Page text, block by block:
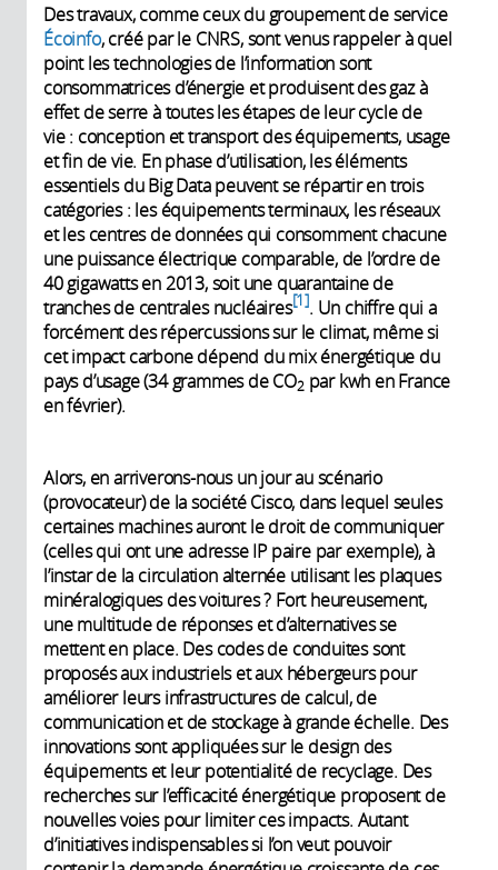
Des travaux, comme ceux du groupement de service
Écoinfo, créé par le CNRS, sont venus rappeler à quel
point les technologies de l’information sont
consommatrices d’énergie et produisent des gaz à
effet de serre à toutes les étapes de leur cycle de
vie : conception et transport des équipements, usage
et fin de vie. En phase d’utilisation, les éléments
essentiels du Big Data peuvent se répartir en trois
catégories : les équipements terminaux, les réseaux
et les centres de données qui consomment chacune
une puissance électrique comparable, de l’ordre de
40 gigawatts en 2013, soit une quarantaine de
tranches de centrales nucléaires 1 . Un chiffre qui a
forcément des répercussions sur le climat, même si
cet impact carbone dépend du mix énergétique du
pays d’usage (34 grammes de CO2par kwh en France
en février).
Alors, en arriverons-nous un jour au scénario
(provocateur) de la société Cisco, dans lequel seules
certaines machines auront le droit de communiquer
(celles qui ont une adresse IP paire par exemple), à
l’instar de la circulation alternée utilisant les plaques
minéralogiques des voitures ? Fort heureusement,
une multitude de réponses et d’alternatives se
mettent en place. Des codes de conduites sont
proposés aux industriels et aux hébergeurs pour
améliorer leurs infrastructures de calcul, de
communication et de stockage à grande échelle. Des
innovations sont appliquées sur le design des
équipements et leur potentialité de recyclage. Des
recherches sur l’efficacité énergétique proposent de
nouvelles voies pour limiter ces impacts. Autant
d’initiatives indispensables si l’on veut pouvoir